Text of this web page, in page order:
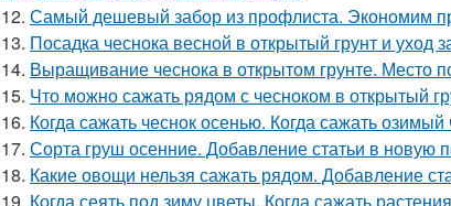
12. Самый дешевый забор из профлиста. Экономим
13. Посадка чеснока весной в открытый грунт и уход
14. Выращивание чеснока в открытом грунте. Место
15. Что можно сажать рядом с чесноком в открытый
16. Когда сажать чеснок осенью. Когда сажать озимый
17. Сорта груш осенние. Добавление статьи в новую
18. Какие овощи нельзя сажать рядом. Добавление